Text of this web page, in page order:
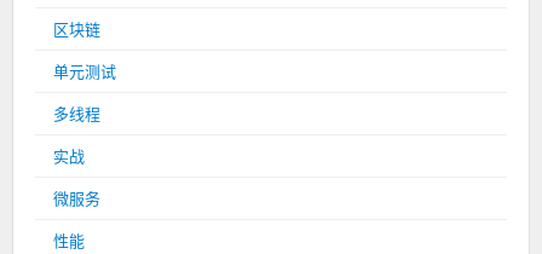
区块链
单元测试
多线程
实战
微服务
性能